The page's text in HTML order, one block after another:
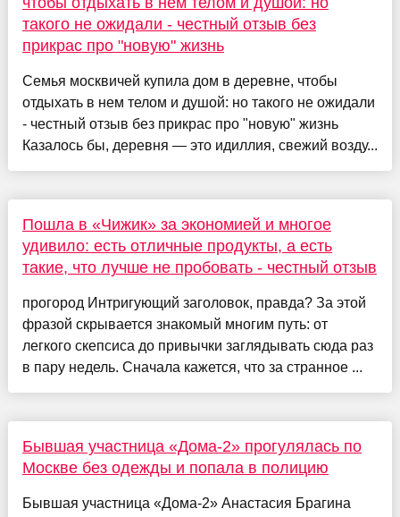
такого не ожидали - честный отзыв без
прикрас про "новую" жизнь
Семья москвичей купила дом в деревне, чтобы
отдыхать в нем телом и душой: но такого не ожидали
- честный отзыв без прикрас про "новую" жизнь
Казалось бы, деревня — это идиллия, свежий возду...
Пошла в «Чижик» за экономией и многое
удивило: есть отличные продукты, а есть
такие, что лучше не пробовать - честный отзыв
прогород Интригующий заголовок, правда? За этой
фразой скрывается знакомый многим путь: от
легкого скепсиса до привычки заглядывать сюда раз
в пару недель. Сначала кажется, что за странное ...
Бывшая участница «Дома-2» прогулялась по
Москве без одежды и попала в полицию
Бывшая участница «Дома-2» Анастасия Брагина